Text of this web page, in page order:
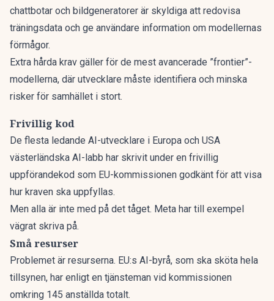
chattbotar och bildgeneratorer är skyldiga att redovisa
träningsdata och ge användare information om modellernas
förmågor.
Extra hårda krav gäller för de mest avancerade ”frontier”-
modellerna, där utvecklare måste identifiera och minska
risker för samhället i stort.
Frivillig kod
De flesta ledande AI-utvecklare i Europa och USA
västerländska AI-labb har skrivit under en frivillig
uppförandekod som EU-kommissionen godkänt för att visa
hur kraven ska uppfyllas.
Men alla är inte med på det tåget. Meta har till exempel
vägrat skriva på.
Små resurser
Problemet är resurserna. EU:s AI-byrå, som ska sköta hela
tillsynen, har enligt en tjänsteman vid kommissionen
omkring 145 anställda totalt.